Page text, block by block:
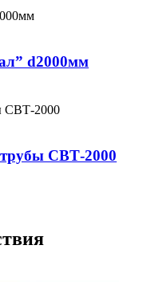
d2000мм
СВТ-2000